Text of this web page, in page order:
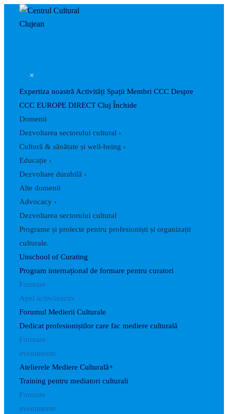
Skip
×
Expertiza noastră Activități Spații Membri CCC Despre
CCC EUROPE DIRECT Cluj Închide
Domenii
Dezvoltarea sectorului cultural ›
Cultură & sănătate și well-being ›
Educație ›
Dezvoltare durabilă ›
Alte domenii
Advocacy ›
Dezvoltarea sectorului cultural
Programe și proiecte pentru profesioniști și organizații
culturale.
Unschool of Curating
Program internațional de formare pentru curatori
Formare
Apel activ/inactiv
Forumul Medierii Culturale
Dedicat profesioniștilor care fac mediere culturală
Formare
evenimente
Atelierele Mediere Culturală+
Training pentru mediatori culturali
Formare
evenimente
Post
navigation
Caută